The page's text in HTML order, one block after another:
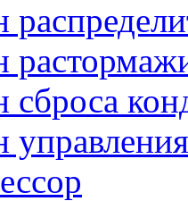
сброса
управления